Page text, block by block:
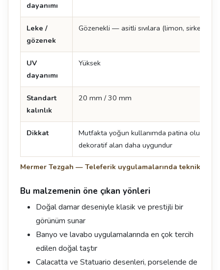
Mermer Tezgah — Teleferik uygulamalarında teknik
dayanımı
Leke /
gözenek
Gözenekli — asitli sıvılara (limon, sirke)
UV
dayanımı
Yüksek
Standart
kalınlık
20 mm / 30 mm
Dikkat
Mutfakta yoğun kullanımda patina oluşur;
dekoratif alan daha uygundur
Bu malzemenin öne çıkan yönleri
Doğal damar deseniyle klasik ve prestijli bir
görünüm sunar
Banyo ve lavabo uygulamalarında en çok tercih
edilen doğal taştır
Calacatta ve Statuario desenleri, porselende de